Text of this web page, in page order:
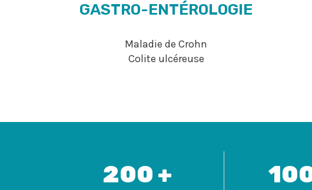
GASTRO-ENTÉROLOGIE
Maladie de Crohn
Colite ulcéreuse
200 +